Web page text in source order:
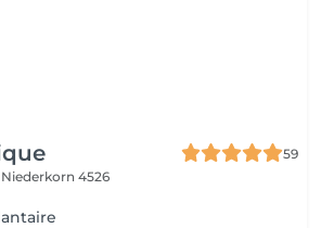
59
Niederkorn 4526